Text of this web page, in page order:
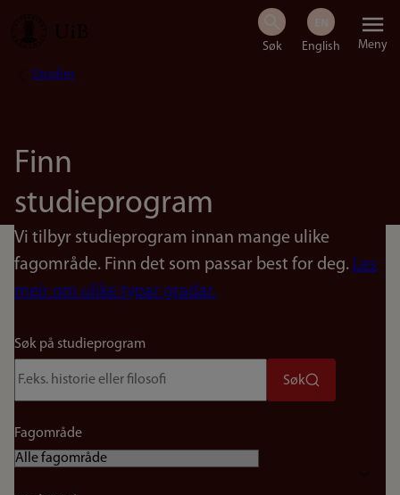
Hopp
Meny
Navigasjonssti
Studier
Finn
studieprogram
Vi tilbyr studieprogram innan mange ulike
fagområde. Finn det som passar best for deg. Les
meir om ulike typar gradar.
Søk på studieprogram
Søk
Fagområde